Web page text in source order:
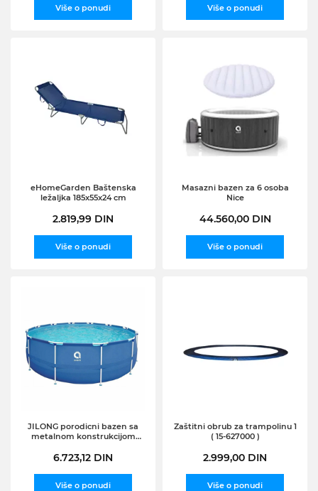
Više o ponudi Više o ponudi
eHomeGarden Baštenska
ležaljka 185x55x24 cm
2.819,99 DIN
Više o ponudi
Masazni bazen za 6 osoba
Nice
44.560,00 DIN
Više o ponudi
JILONG porodicni bazen sa
metalnom konstrukcijom
(300x76cm)
6.723,12 DIN
Više o ponudi
Zaštitni obrub za trampolinu 1
( 15-627000 )
2.999,00 DIN
Više o ponudi